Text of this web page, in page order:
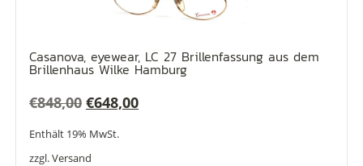
Casanova, eyewear, LC 27 Brillenfassung aus dem
Brillenhaus Wilke Hamburg
€848,00 Ursprünglicher
Preis
war:
€648,00Aktueller
Enthält 19% MwSt.
zzgl.Versand